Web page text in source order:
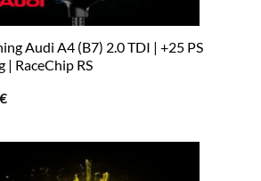
Audi A4 (B7) 2.0 TDI | +25 PS
| RaceChip RS
€